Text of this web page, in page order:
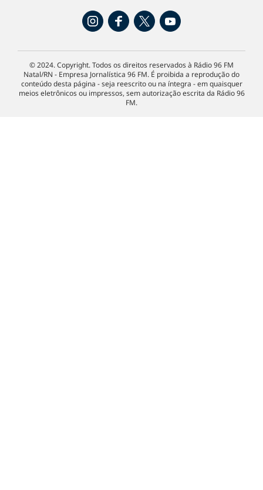
© 2024. Copyright. Todos os direitos reservados à Rádio 96 FM
Natal/RN - Empresa Jornalística 96 FM. É proibida a reprodução do
conteúdo desta página - seja reescrito ou na íntegra - em quaisquer
meios eletrônicos ou impressos, sem autorização escrita da Rádio 96
FM.